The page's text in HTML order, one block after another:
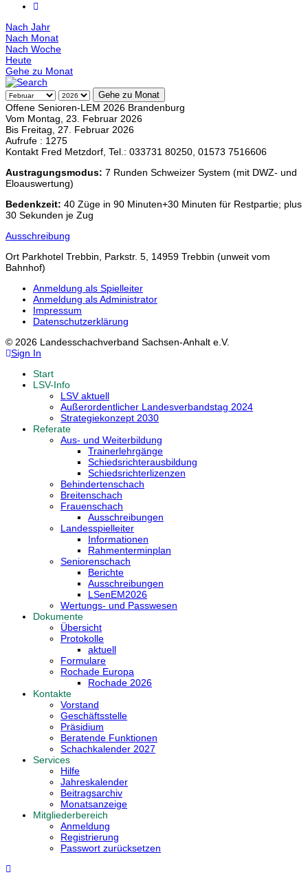
Nach Jahr
Nach Monat
Nach Woche
Heute
Gehe zu Monat
Gehe zu Monat
Offene Senioren-LEM 2026 Brandenburg
Vom Montag, 23. Februar 2026
Bis Freitag, 27. Februar 2026
Aufrufe : 1275
Kontakt Fred Metzdorf, Tel.: 033731 80250, 01573 7516606
Austragungsmodus: 7 Runden Schweizer System (mit DWZ- und
Eloauswertung)
Bedenkzeit: 40 Züge in 90 Minuten+30 Minuten für Restpartie; plus
30 Sekunden je Zug
Ausschreibung
Ort Parkhotel Trebbin, Parkstr. 5, 14959 Trebbin (unweit vom
Bahnhof)
Anmeldung als Spielleiter
Anmeldung als Administrator
Impressum
Datenschutzerklärung
© 2026 Landesschachverband Sachsen-Anhalt e.V.
Sign In
Start
LSV-Info
LSV aktuell
Außerordentlicher Landesverbandstag 2024
Strategiekonzept 2030
Referate
Aus- und Weiterbildung
Trainerlehrgänge
Schiedsrichterausbildung
Schiedsrichterlizenzen
Behindertenschach
Breitenschach
Frauenschach
Ausschreibungen
Landesspielleiter
Informationen
Rahmenterminplan
Seniorenschach
Berichte
Ausschreibungen
LSenEM2026
Wertungs- und Passwesen
Dokumente
Übersicht
Protokolle
aktuell
Formulare
Rochade Europa
Rochade 2026
Kontakte
Vorstand
Geschäftsstelle
Präsidium
Beratende Funktionen
Schachkalender 2027
Services
Hilfe
Jahreskalender
Beitragsarchiv
Monatsanzeige
Mitgliederbereich
Anmeldung
Registrierung
Passwort zurücksetzen